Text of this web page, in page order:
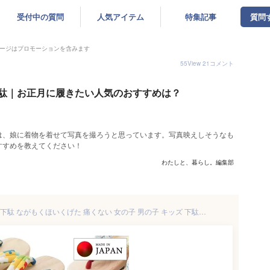
受付中の質問 人気アイテム 特集記事 質問
ジはプロモーションを含みます
55View 21 コメント
｜お正月に履きたい人気のおすすめは？
娘に着物を着せて写真を撮ろうと思っています。写真映えしそうなも
めを教えてください！
わたしと、暮らし。編集部